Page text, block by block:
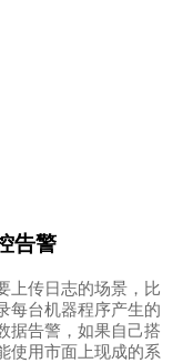
告警
上传日志的场景，比
每台机器程序产生的
据告警，如果自己搭
使用市面上现成的系